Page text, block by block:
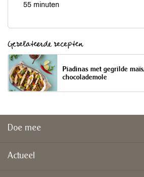
55 minuten
Gerelateerde recepten
Piadinas met gegrilde
chocolademole
Doe mee
Actueel